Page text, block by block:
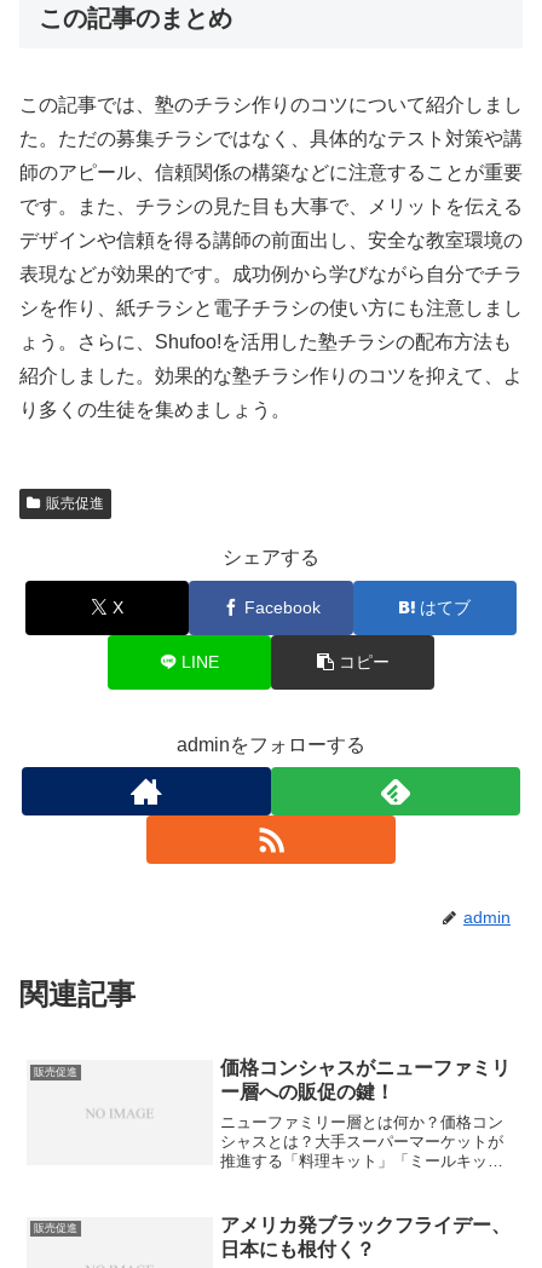
この記事のまとめ
この記事では、塾のチラシ作りのコツについて紹介しまし
た。ただの募集チラシではなく、具体的なテスト対策や講
師のアピール、信頼関係の構築などに注意することが重要
です。また、チラシの見た目も大事で、メリットを伝える
デザインや信頼を得る講師の前面出し、安全な教室環境の
表現などが効果的です。成功例から学びながら自分でチラ
シを作り、紙チラシと電子チラシの使い方にも注意しまし
ょう。さらに、Shufoo!を活用した塾チラシの配布方法も
紹介しました。効果的な塾チラシ作りのコツを抑えて、よ
り多くの生徒を集めましょう。
販売促進
シェアする
X Facebook はてブ
LINE コピー
adminをフォローする
admin
関連記事
販売促進
価格コンシャスがニューファミリ
ー層への販促の鍵！
ニューファミリー層とは何か？価格コン
シャスとは？大手スーパーマーケットが
推進する「料理キット」「ミールキッ
の「料理キット」「ミールキット」事
例、クイーンズ伊勢丹の「料理...
販売促進
アメリカ発ブラックフライデー、
日本にも根付く？